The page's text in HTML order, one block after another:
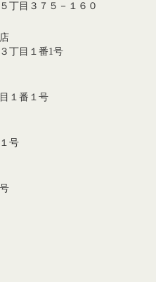
丁目３７５－１６０
丁目１番1号
１番１号
号